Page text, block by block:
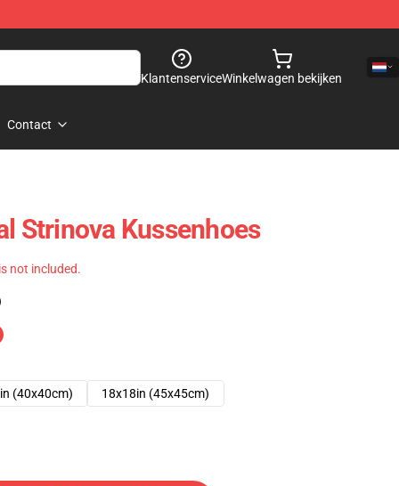
KlantenserviceWinkelwagen bekijken
Contact
Strinova Kussenhoes
not included.
(40x40cm)
18x18in (45x45cm)